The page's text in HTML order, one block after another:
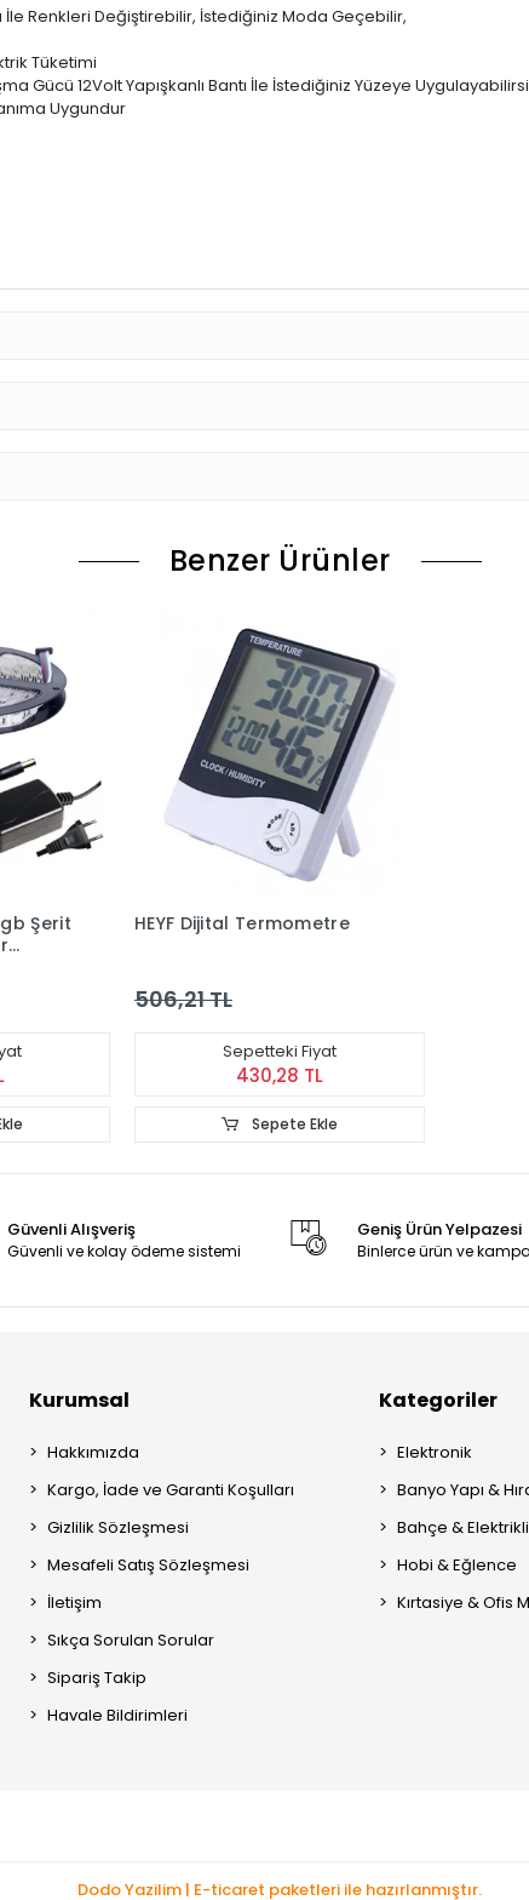
Renkleri Değiştirebilir, İstediğiniz Moda Geçebilir,
Tüketimi
Gücü 12Volt Yapışkanlı Bantı İle İstediğiniz Yüzeye
Uygundur
Benzer Ürünler
Şerit
HEYF Dijital Termometre
506,21 TL
Sepetteki Fiyat
430,28 TL
Sepete Ekle
Güvenli Alışveriş
Güvenli ve kolay ödeme sistemi
Geniş Ürün Yelpazesi
Binlerce ürün ve
Kurumsal
Hakkımızda
Kargo, İade ve Garanti Koşulları
Gizlilik Sözleşmesi
Mesafeli Satış Sözleşmesi
İletişim
Sıkça Sorulan Sorular
Sipariş Takip
Havale Bildirimleri
Kategoriler
Elektronik
Banyo Yapı &
Bahçe &
Hobi & Eğlence
Kırtasiye & Ofis
Dodo Yazilim | E-ticaret paketleri ile hazırlanmıştır.